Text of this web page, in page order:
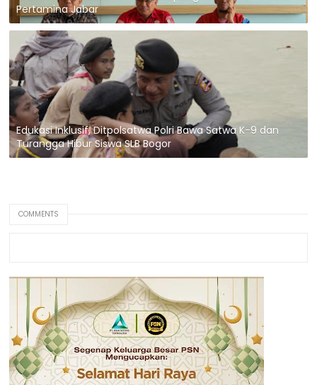
Pertamina Jabar
Edukasi Inklusif, Ditpolsatwa Polri Bawa Satwa K-9 dan
Turangga Hibur Siswa SLB Bogor
COMMENTS